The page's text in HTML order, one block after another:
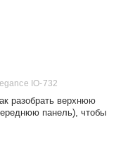
IO-732
разобрать верхнюю
панель), чтобы